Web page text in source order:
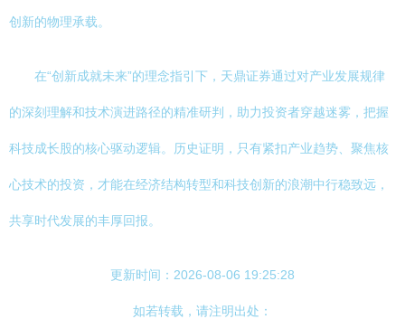
创新的物理承载。
在“创新成就未来”的理念指引下，天鼎证券通过对产业发展规律
的深刻理解和技术演进路径的精准研判，助力投资者穿越迷雾，把握
科技成长股的核心驱动逻辑。历史证明，只有紧扣产业趋势、聚焦核
心技术的投资，才能在经济结构转型和科技创新的浪潮中行稳致远，
共享时代发展的丰厚回报。
更新时间：2026-08-06 19:25:28
如若转载，请注明出处：